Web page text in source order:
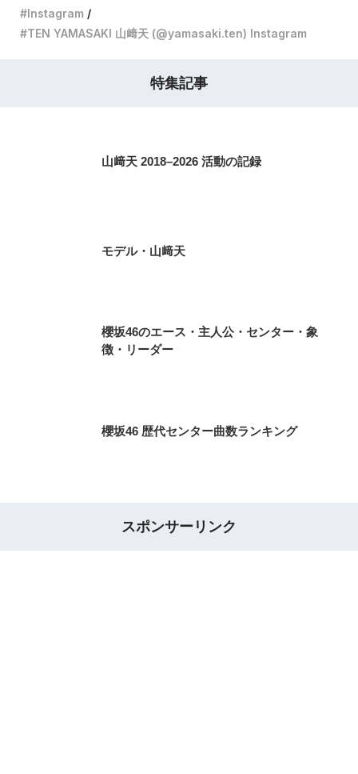
Instagram
TEN YAMASAKI 山﨑天 (@yamasaki.ten) Instagram
特集記事
山﨑天 2018–2026 活動の記録
モデル・山﨑天
櫻坂46のエース・主人公・センター・象
徴・リーダー
櫻坂46 歴代センター曲数ランキング
スポンサーリンク